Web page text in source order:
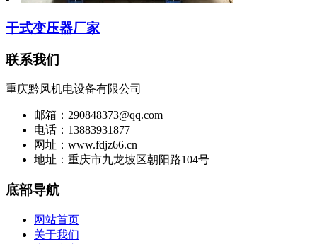
干式变压器厂家
联系我们
重庆黔风机电设备有限公司
邮箱：290848373@qq.com
电话：13883931877
网址：www.fdjz66.cn
地址：重庆市九龙坡区朝阳路104号
底部导航
网站首页
关于我们